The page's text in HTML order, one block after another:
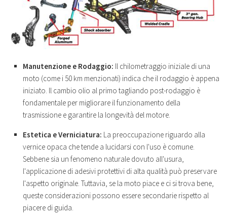
Manutenzione e Rodaggio: Il chilometraggio iniziale di una
moto (come i 50 km menzionati) indica che il rodaggio è appena
iniziato. Il cambio olio al primo tagliando post-rodaggio è
fondamentale per migliorare il funzionamento della
trasmissione e garantire la longevità del motore.
Estetica e Verniciatura: La preoccupazione riguardo alla
vernice opaca che tende a lucidarsi con l'uso è comune.
Sebbene sia un fenomeno naturale dovuto all'usura,
l'applicazione di adesivi protettivi di alta qualità può preservare
l'aspetto originale. Tuttavia, se la moto piace e ci si trova bene,
queste considerazioni possono essere secondarie rispetto al
piacere di guida.